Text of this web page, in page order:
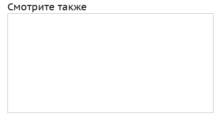
Смотрите также